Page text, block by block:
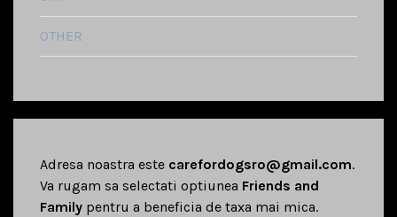
OTHER
Adresa noastra este carefordogsro@gmail.com.
Va rugam sa selectati optiunea Friends and
Family pentru a beneficia de taxa mai mica.